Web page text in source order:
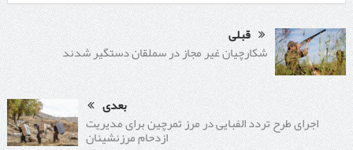
قبلی
شکارچیان غیر مجاز در سملقان دستگیر شدند
بعدی
اجرای طرح تردد الفبایی در مرز تمرچین برای مدیریت
ازدحام مرزنشینان